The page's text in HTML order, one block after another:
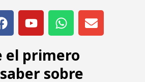
el primero
sobre